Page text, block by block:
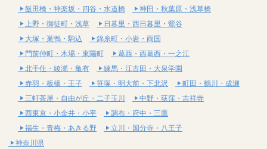
飯田橋・神楽坂・四谷・水道橋
神田・秋葉原・浅草橋
上野・御徒町・浅草
日暮里・西日暮里・鶯谷
大塚・巣鴨・駒込
錦糸町・小岩・両国
門前仲町・木場・東陽町
葛西・西葛西・一之江
北千住・綾瀬・亀有
練馬・江古田・大泉学園
赤羽・板橋・王子
笹塚・明大前・下北沢
町田・鶴川・成瀬
三軒茶屋・自由が丘・二子玉川
中野・荻窪・吉祥寺
西東京・小金井・小平
調布・府中・三鷹
福生・青梅・あきる野
立川・国分寺・八王子
神奈川県